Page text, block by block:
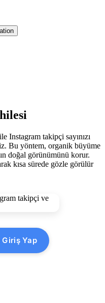
Instagram takipçi sayınızı
Bu yöntem, organik büyüme
doğal görünümünü korur.
kısa sürede gözle görülür
Giriş Yap